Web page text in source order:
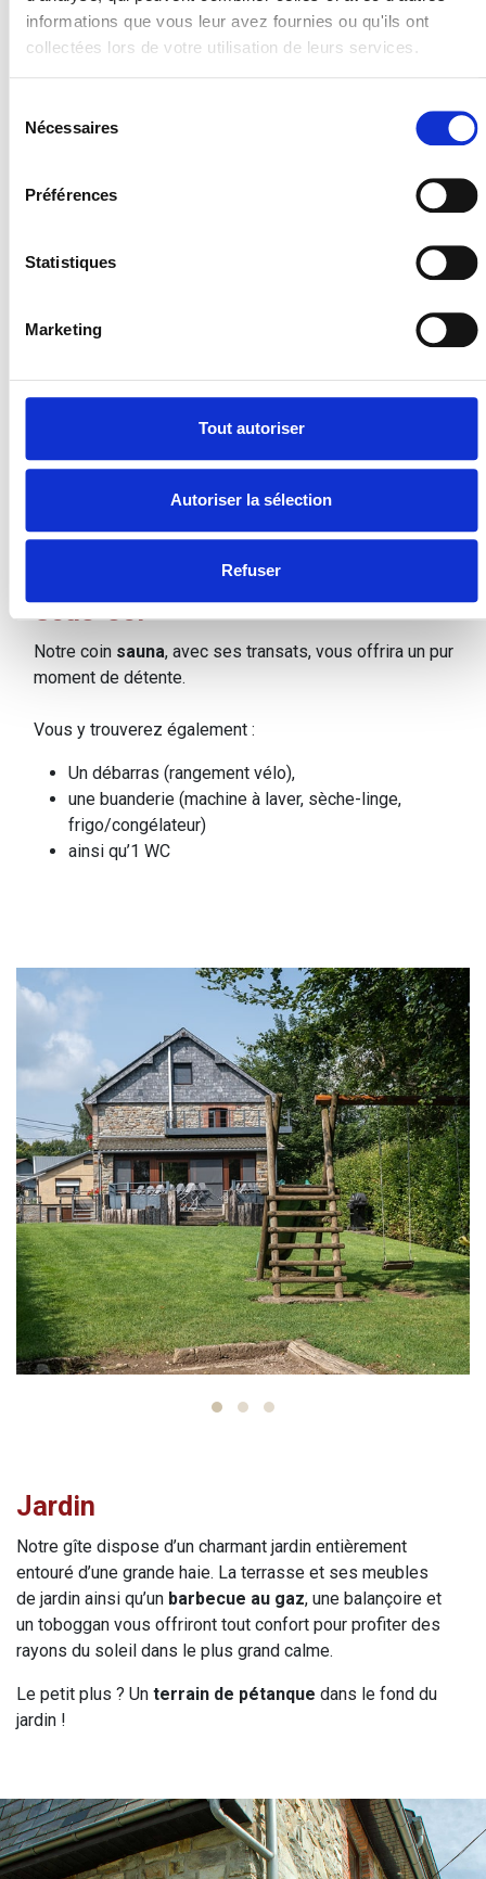
informations que vous leur avez fournies ou qu'ils ont
collectées lors de votre utilisation de leurs services.
Nécessaires
Préférences
Statistiques
Marketing
Tout autoriser
Autoriser la sélection
Refuser
Sous-sol
Notre coin sauna, avec ses transats, vous offrira un pur
moment de détente.
Vous y trouverez également :
Un débarras (rangement vélo),
une buanderie (machine à laver, sèche-linge,
frigo/congélateur)
ainsi qu’1 WC
Jardin
Notre gîte dispose d’un charmant jardin entièrement
entouré d’une grande haie. La terrasse et ses meubles
de jardin ainsi qu’un barbecue au gaz, une balançoire et
un toboggan vous offriront tout confort pour profiter des
rayons du soleil dans le plus grand calme.
Le petit plus ? Un terrain de pétanque dans le fond du
jardin !